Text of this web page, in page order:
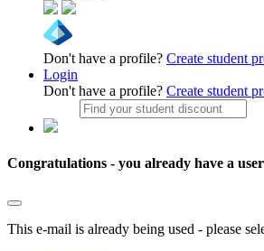
Don't have a profile? Create student
Login
Don't have a profile? Create student
Congratulations - you already have a user
This e-mail is already being used - please